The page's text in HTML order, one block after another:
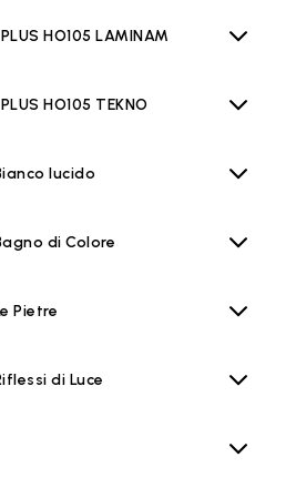
HO105 LAMINAM
HO105 TEKNO
lucido
di Colore
Pietre
di Luce